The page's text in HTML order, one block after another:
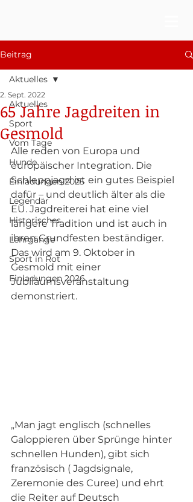
Beitrag
Aktuelles
Sport
Vom Tage
Hunde
Einladungen 2025
Legendär
Historisches
Lehrgänge
Sport in Rot
Einladungen 2026
Aktuelles
65 Jahre Jagdreiten in
Gesmold
2. Sept. 2022
Alle reden von Europa und
europäischer Integration. Die
Schleppjagd ist ein gutes Beispiel
dafür – und deutlich älter als die
EU. Jagdreiterei hat eine viel
längere Tradition und ist auch in
ihren Grundfesten beständiger.
Das wird am 9. Oktober in
Gesmold mit einer
Jubiläumsveranstaltung
demonstriert.
„Man jagt englisch (schnelles
Galoppieren über Sprünge hinter
schnellen Hunden), gibt sich
französisch ( Jagdsignale,
Zeremonie des Curee) und ehrt
die Reiter auf Deutsch